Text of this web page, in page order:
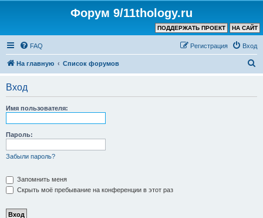
Форум 9/11thology.ru
НА САЙТ
ПОДДЕРЖАТЬ ПРОЕКТ
FAQ Вход
Регистрация
На главную Список форумов
Вход
Имя пользователя:
Пароль:
Забыли пароль?
Запомнить меня
Скрыть моё пребывание на конференции в этот раз